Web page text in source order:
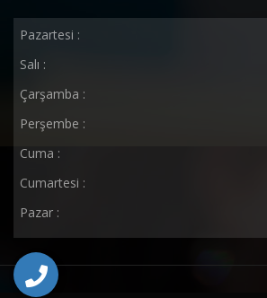
Pazartesi :
Salı :
Çarşamba :
Perşembe :
Cuma :
Cumartesi :
Pazar :